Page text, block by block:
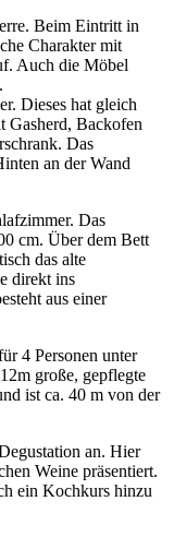
Beim Eintritt in
Charakter mit
Auch die Möbel
Dieses hat gleich
Gasherd, Backofen
Das
an der Wand
Das
cm. Über dem Bett
das alte
direkt ins
aus einer
4 Personen unter
große, gepflegte
ist ca. 40 m von der
an. Hier
Weine präsentiert.
ein Kochkurs hinzu